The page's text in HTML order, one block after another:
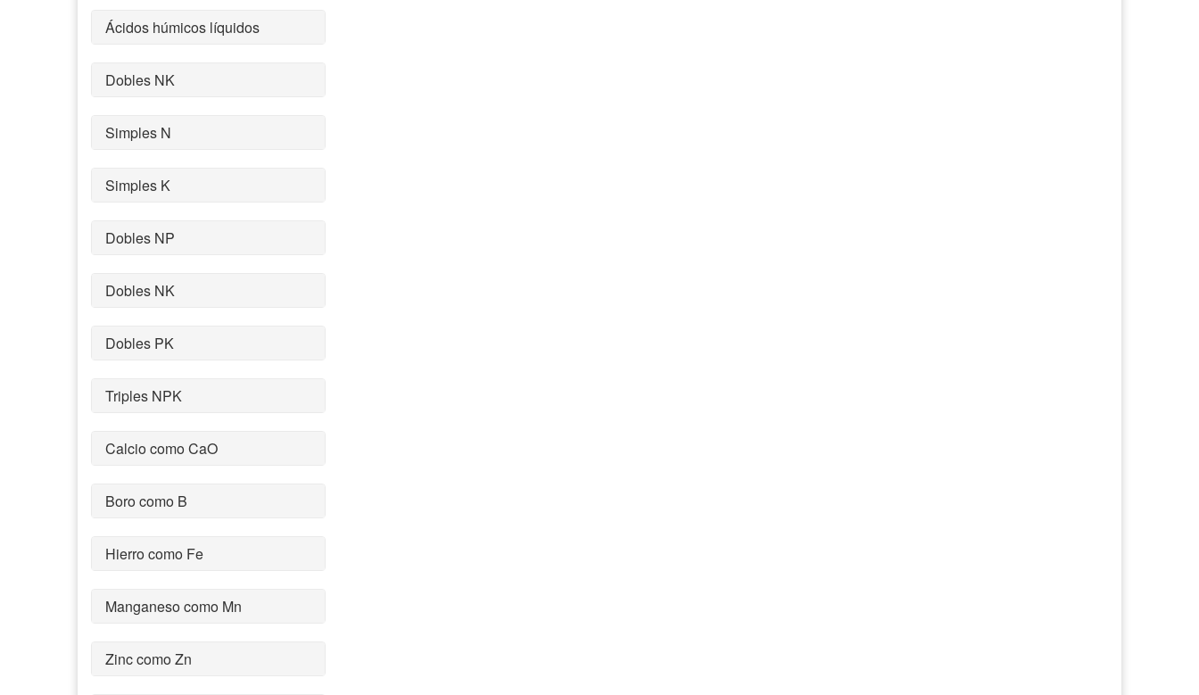
Ácidos húmicos líquidos
Dobles NK
Simples N
Simples K
Dobles NP
Dobles NK
Dobles PK
Triples NPK
Calcio como CaO
Boro como B
Hierro como Fe
Manganeso como Mn
Zinc como Zn